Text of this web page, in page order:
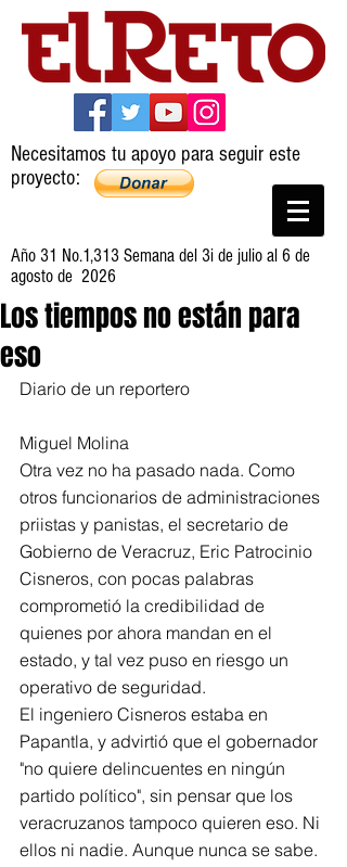
Necesitamos tu apoyo para seguir este
proyecto:
Año 31 No.1,313 Semana del 3i de julio al 6 de
agosto de 2026
Los tiempos no están para
eso
Diario de un reportero
Miguel Molina
Otra vez no ha pasado nada. Como
otros funcionarios de administraciones
priistas y panistas, el secretario de
Gobierno de Veracruz, Eric Patrocinio
Cisneros, con pocas palabras
comprometió la credibilidad de
quienes por ahora mandan en el
estado, y tal vez puso en riesgo un
operativo de seguridad.
El ingeniero Cisneros estaba en
Papantla, y advirtió que el gobernador
"no quiere delincuentes en ningún
partido político", sin pensar que los
veracruzanos tampoco quieren eso. Ni
ellos ni nadie. Aunque nunca se sabe.